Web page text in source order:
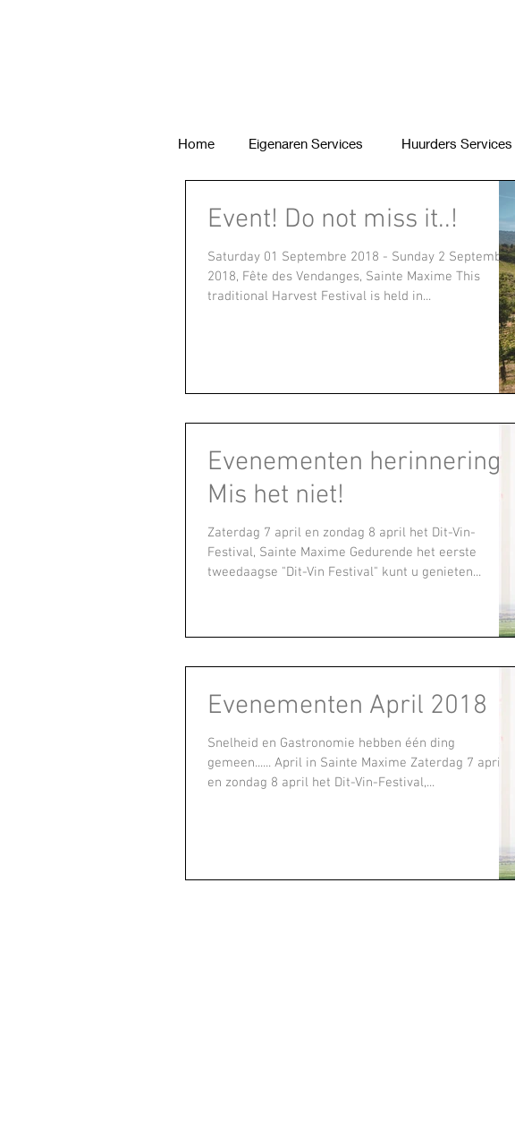
Home Eigenaren Services Huurders Services
Event! Do not miss it..!
Saturday 01 Septembre 2018 - Sunday 2 Septembre
2018, Fête des Vendanges, Sainte Maxime This
traditional Harvest Festival is held in...
Evenementen herinnering!
Mis het niet!
Zaterdag 7 april en zondag 8 april het Dit-Vin-
Festival, Sainte Maxime Gedurende het eerste
tweedaagse "Dit-Vin Festival" kunt u genieten...
Evenementen April 2018
Snelheid en Gastronomie hebben één ding
gemeen...... April in Sainte Maxime Zaterdag 7 april
en zondag 8 april het Dit-Vin-Festival,...